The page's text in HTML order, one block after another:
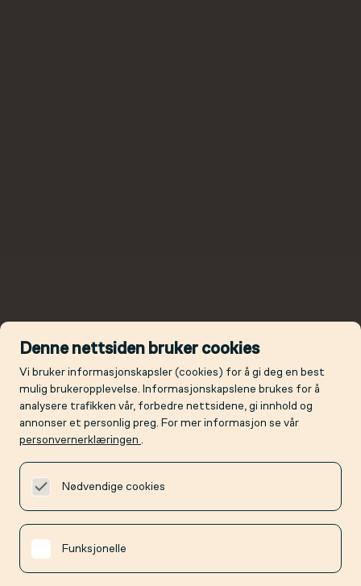
Denne nettsiden bruker cookies
Vi bruker informasjonskapsler (cookies) for å gi deg en best
mulig brukeropplevelse. Informasjonskapslene brukes for å
analysere trafikken vår, forbedre nettsidene, gi innhold og
annonser et personlig preg. For mer informasjon se vår
personvernerklæringen .
Nødvendige cookies
Funksjonelle